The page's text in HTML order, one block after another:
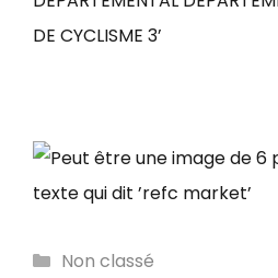
Catégories
Non classé